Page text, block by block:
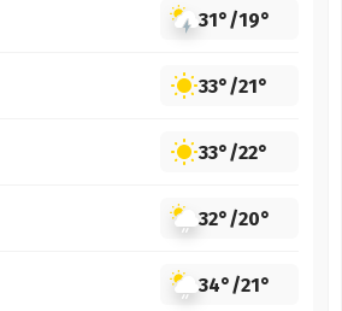
31°/19°
33°/21°
33°/22°
32°/20°
34°/21°